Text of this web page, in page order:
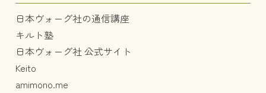
日本ヴォーグ社の通信講座
キルト塾
日本ヴォーグ社 公式サイト
Keito
amimono.me